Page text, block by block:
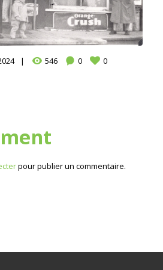
546 0 0
pour publier un commentaire.